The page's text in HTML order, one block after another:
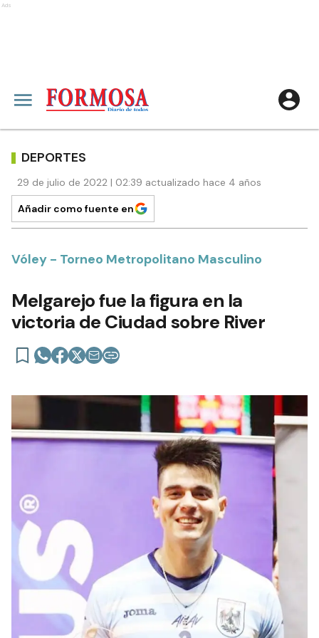
Ads
DEPORTES
29 de julio de 2022 | 02:39 actualizado hace 4 años
Añadir como fuente en
Vóley - Torneo Metropolitano Masculino
Melgarejo fue la figura en la
victoria de Ciudad sobre River